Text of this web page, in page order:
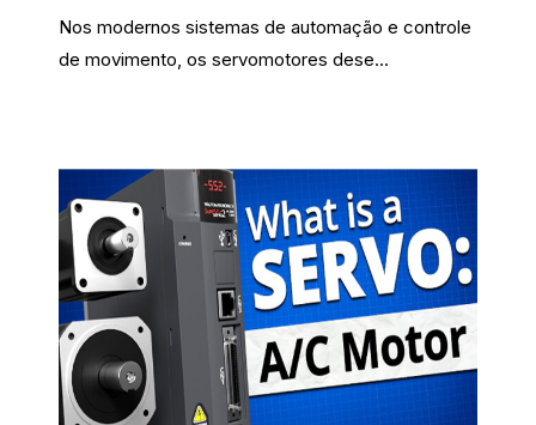
Nos modernos sistemas de automação e controle
de movimento, os servomotores dese...